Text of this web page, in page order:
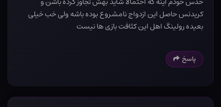
کریدنس حاصل این ازدواج نامشروع بوده باشه ولی خب خیلی
بعیده رولینگ اهل این کثافت بازی ها نیست
پاسخ